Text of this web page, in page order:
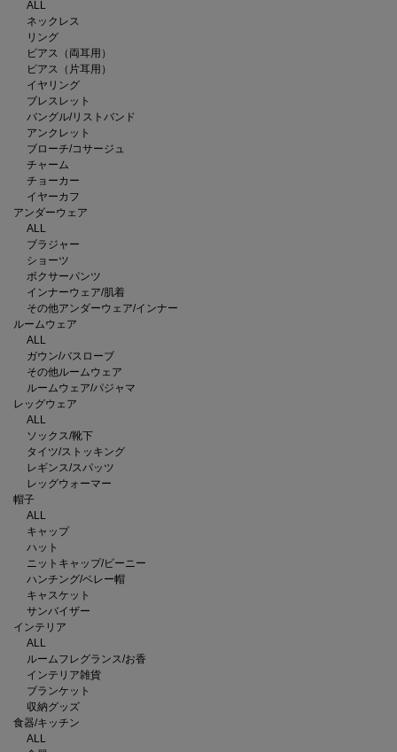
ALL
ネックレス
リング
ピアス（両耳用）
ピアス（片耳用）
イヤリング
ブレスレット
バングル/リストバンド
アンクレット
ブローチ/コサージュ
チャーム
チョーカー
イヤーカフ
アンダーウェア
ALL
ブラジャー
ショーツ
ボクサーパンツ
インナーウェア/肌着
その他アンダーウェア/インナー
ルームウェア
ALL
ガウン/バスローブ
その他ルームウェア
ルームウェア/パジャマ
レッグウェア
ALL
ソックス/靴下
タイツ/ストッキング
レギンス/スパッツ
レッグウォーマー
帽子
ALL
キャップ
ハット
ニットキャップ/ビーニー
ハンチング/ベレー帽
キャスケット
サンバイザー
インテリア
ALL
ルームフレグランス/お香
インテリア雑貨
ブランケット
収納グッズ
食器/キッチン
ALL